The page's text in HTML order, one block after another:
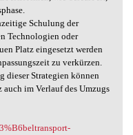
Schulung der
Technologien oder
Platz eingesetzt werden
zu verkürzen.
dieser Strategien können
im Verlauf des Umzugs